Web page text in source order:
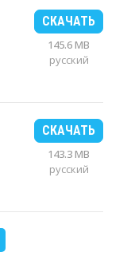
СКАЧАТЬ
145.6 MB
русский
СКАЧАТЬ
143.3 MB
русский